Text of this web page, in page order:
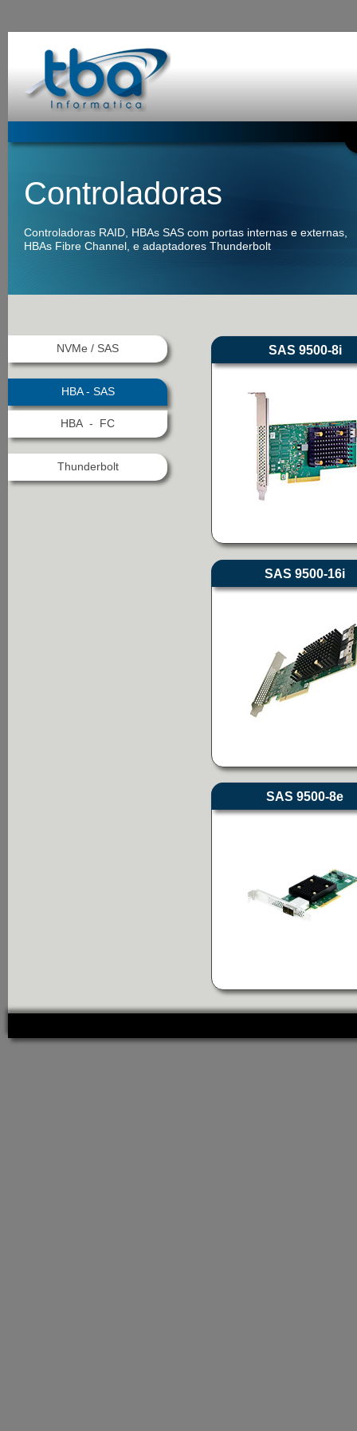
Controladoras
Controladoras RAID, HBAs SAS com portas internas e externas,
HBAs Fibre Channel, e adaptadores Thunderbolt
NVMe / SAS
HBA - SAS
HBA - FC
Thunderbolt
SAS 9500-8i
SAS 9500-16i
SAS 9500-8e